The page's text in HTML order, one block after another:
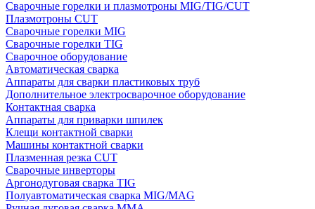
Сварочные горелки и плазмотроны MIG/TIG/CUT
Плазмотроны CUT
Сварочные горелки MIG
Сварочные горелки TIG
Сварочное оборудование
Автоматическая сварка
Аппараты для сварки пластиковых труб
Дополнительное электросварочное оборудование
Контактная сварка
Аппараты для приварки шпилек
Клещи контактной сварки
Машины контактной сварки
Плазменная резка CUT
Сварочные инверторы
Аргонодуговая сварка TIG
Полуавтоматическая сварка MIG/MAG